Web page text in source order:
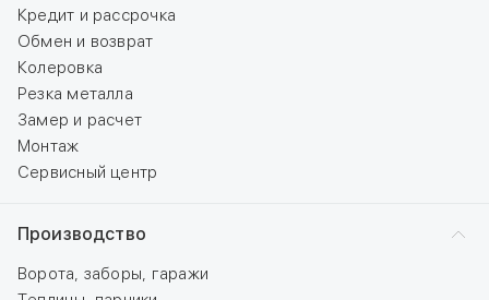
Кредит и рассрочка
Обмен и возврат
Колеровка
Резка металла
Замер и расчет
Монтаж
Сервисный центр
Производство
Ворота, заборы, гаражи